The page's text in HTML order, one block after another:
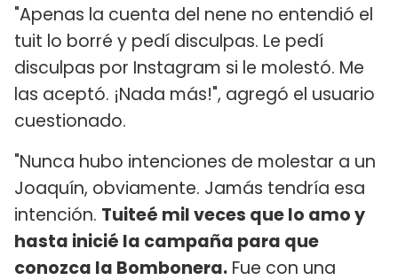
"Apenas la cuenta del nene no entendió el
tuit lo borré y pedí disculpas. Le pedí
disculpas por Instagram si le molestó. Me
las aceptó. ¡Nada más!", agregó el usuario
cuestionado.
"Nunca hubo intenciones de molestar a un
Joaquín, obviamente. Jamás tendría esa
intención. Tuiteé mil veces que lo amo y
hasta inicié la campaña para que
conozca la Bombonera. Fue con una